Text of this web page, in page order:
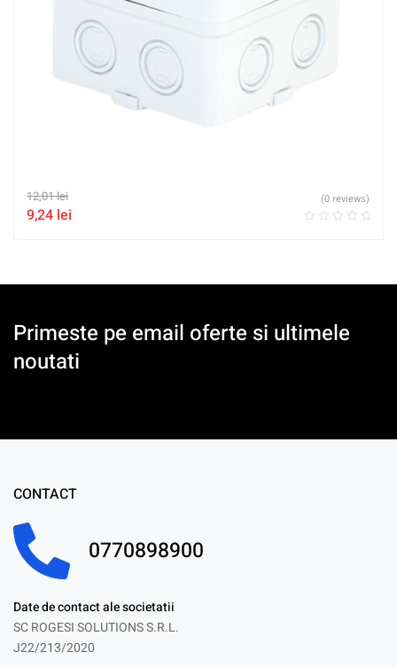
12,01lei
9,24 lei
(0 reviews)
Primeste pe email oferte si ultimele
noutati
CONTACT
0770898900
Date de contact ale societatii
SC ROGESI SOLUTIONS S.R.L.
J22/213/2020